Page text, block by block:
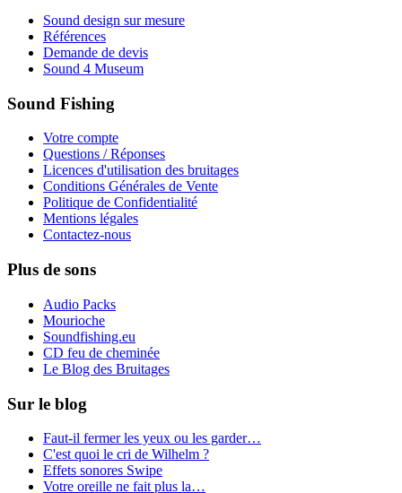
Sound design sur mesure
Références
Demande de devis
Sound 4 Museum
Sound Fishing
Votre compte
Questions / Réponses
Licences d'utilisation des bruitages
Conditions Générales de Vente
Politique de Confidentialité
Mentions légales
Contactez-nous
Plus de sons
Audio Packs
Mourioche
Soundfishing.eu
CD feu de cheminée
Le Blog des Bruitages
Sur le blog
Faut-il fermer les yeux ou les garder…
C'est quoi le cri de Wilhelm ?
Effets sonores Swipe
Votre oreille ne fait plus la…